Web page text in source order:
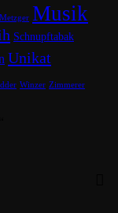
Metzger Musik
Schnupftabak
Unikat
Winzer Zimmerer